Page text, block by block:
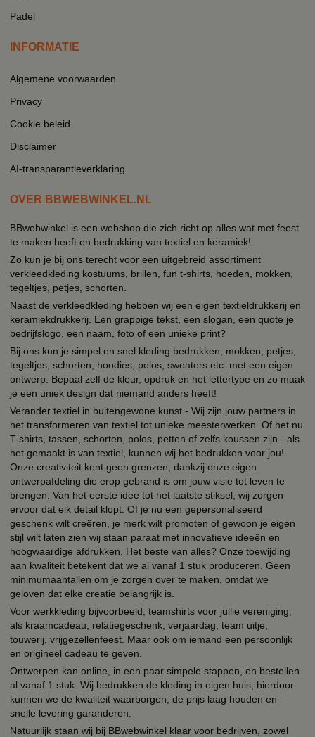
Padel
INFORMATIE
Algemene voorwaarden
Privacy
Cookie beleid
Disclaimer
AI-transparantieverklaring
OVER BBWEBWINKEL.NL
BBwebwinkel is een webshop die zich richt op alles wat met feest
te maken heeft en bedrukking van textiel en keramiek!
Zo kun je bij ons terecht voor een uitgebreid assortiment
verkleedkleding kostuums, brillen, fun t-shirts, hoeden, mokken,
tegeltjes, petjes, schorten.
Naast de verkleedkleding hebben wij een eigen textieldrukkerij en
keramiekdrukkerij. Een grappige tekst, een slogan, een quote je
bedrijfslogo, een naam, foto of een unieke print?
Bij ons kun je simpel en snel kleding bedrukken, mokken, petjes,
tegeltjes, schorten, hoodies, polos, sweaters etc. met een eigen
ontwerp. Bepaal zelf de kleur, opdruk en het lettertype en zo maak
je een uniek design dat niemand anders heeft!
Verander textiel in buitengewone kunst - Wij zijn jouw partners in
het transformeren van textiel tot unieke meesterwerken. Of het nu
T-shirts, tassen, schorten, polos, petten of zelfs koussen zijn - als
het gemaakt is van textiel, kunnen wij het bedrukken voor jou!
Onze creativiteit kent geen grenzen, dankzij onze eigen
ontwerpafdeling die erop gebrand is om jouw visie tot leven te
brengen. Van het eerste idee tot het laatste stiksel, wij zorgen
ervoor dat elk detail klopt. Of je nu een gepersonaliseerd
geschenk wilt creëren, je merk wilt promoten of gewoon je eigen
stijl wilt laten zien wij staan paraat met innovatieve ideeën en
hoogwaardige afdrukken. Het beste van alles? Onze toewijding
aan kwaliteit betekent dat we al vanaf 1 stuk produceren. Geen
minimumaantallen om je zorgen over te maken, omdat we
geloven dat elke creatie belangrijk is.
Voor werkkleding bijvoorbeeld, teamshirts voor jullie vereniging,
als kraamcadeau, relatiegeschenk, verjaardag, team uitje,
touwerij, vrijgezellenfeest. Maar ook om iemand een persoonlijk
en origineel cadeau te geven.
Ontwerpen kan online, in een paar simpele stappen, en bestellen
al vanaf 1 stuk. Wij bedrukken de kleding in eigen huis, hierdoor
kunnen we de kwaliteit waarborgen, de prijs laag houden en
snelle levering garanderen.
Natuurlijk staan wij bij BBwebwinkel klaar voor bedrijven, zowel